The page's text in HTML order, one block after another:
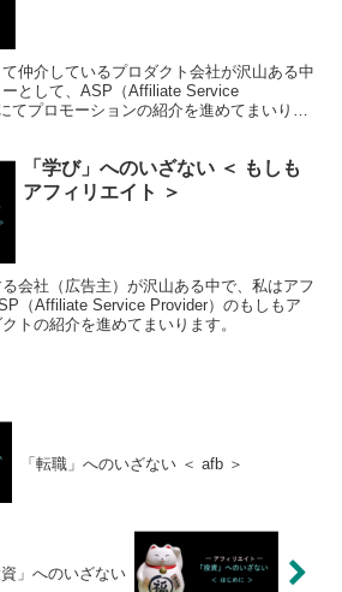
て仲介しているプロダクト会社が沢山ある中
として、ASP（Affiliate Service
てプロモーションの紹介を進めてまいりま
「学び」へのいざない ＜ もしも
アフィリエイト ＞
る会社（広告主）が沢山ある中で、私はアフ
（Affiliate Service Provider）のもしもア
トの紹介を進めてまいります。
「転職」へのいざない ＜ afb ＞
」へのいざない